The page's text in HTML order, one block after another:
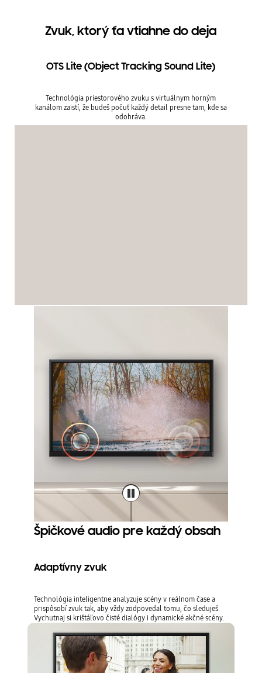
Zvuk, ktorý ťa vtiahne do deja
OTS Lite (Object Tracking Sound Lite)
Technológia priestorového zvuku s virtuálnym horným
kanálom zaistí, že budeš počuť každý detail presne tam, kde sa
odohráva.
Špičkové audio pre každý obsah
Adaptívny zvuk
Technológia inteligentne analyzuje scény v reálnom čase a
prispôsobí zvuk tak, aby vždy zodpovedal tomu, čo sleduješ.
Vychutnaj si krištáľovo čisté dialógy i dynamické akčné scény.